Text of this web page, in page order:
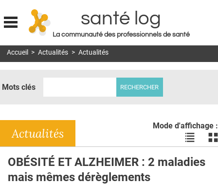
Jump to navigation
santé log
La communauté des professionnels de santé
MON COMPTE
DOSSIERS
RÉSEAUX
E-REVUE SAD
Accueil > Actualités > Actualités
Mots clés
Mode d'affichage :
Voir
les
en
les
Actualités
OBÉSITÉ ET ALZHEIMER : 2 maladies
mais mêmes dérèglements